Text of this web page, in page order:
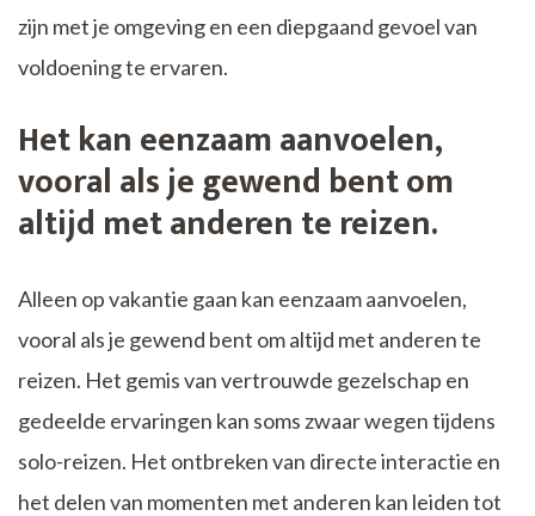
zijn met je omgeving en een diepgaand gevoel van
voldoening te ervaren.
Het kan eenzaam aanvoelen,
vooral als je gewend bent om
altijd met anderen te reizen.
Alleen op vakantie gaan kan eenzaam aanvoelen,
vooral als je gewend bent om altijd met anderen te
reizen. Het gemis van vertrouwde gezelschap en
gedeelde ervaringen kan soms zwaar wegen tijdens
solo-reizen. Het ontbreken van directe interactie en
het delen van momenten met anderen kan leiden tot